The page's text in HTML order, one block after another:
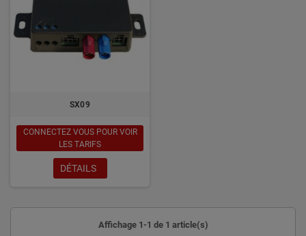
SX09
CONNECTEZ VOUS POUR VOIR
LES TARIFS
DÉTAILS
Affichage 1-1 de 1 article(s)